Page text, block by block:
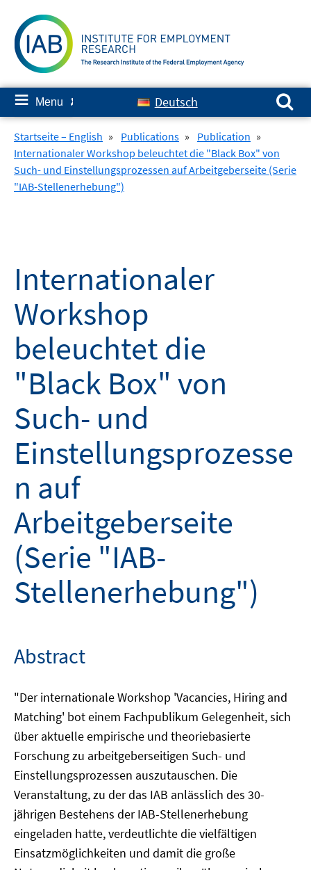
content
≡ Menu ✘ Deutsch
Search for:
Startseite – English » Publications » Publication »
Internationaler Workshop beleuchtet die "Black Box" von
Such- und Einstellungsprozessen auf Arbeitgeberseite (Serie
"IAB-Stellenerhebung")
Internationaler
Workshop
beleuchtet die
"Black Box" von
Such- und
Einstellungsprozesse
n auf
Arbeitgeberseite
(Serie "IAB-
Stellenerhebung")
Abstract
"Der internationale Workshop 'Vacancies, Hiring and
Matching' bot einem Fachpublikum Gelegenheit, sich
über aktuelle empirische und theoriebasierte
Forschung zu arbeitgeberseitigen Such- und
Einstellungsprozessen auszutauschen. Die
Veranstaltung, zu der das IAB anlässlich des 30-
jährigen Bestehens der IAB-Stellenerhebung
eingeladen hatte, verdeutlichte die vielfältigen
Einsatzmöglichkeiten und damit die große